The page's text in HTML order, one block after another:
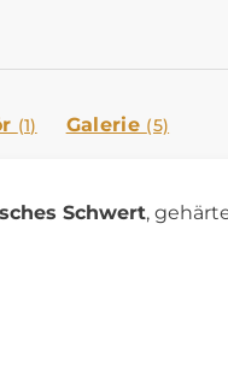
(1) Galerie (5)
Schwert,